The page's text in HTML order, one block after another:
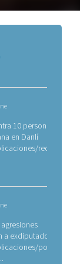
10 personas
en Danlí
a exdiputado
por-